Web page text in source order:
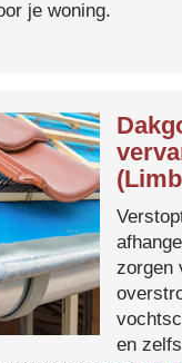
je woning.
zorgen
en